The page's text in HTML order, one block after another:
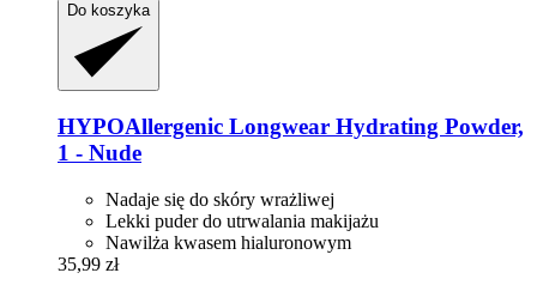
Do koszyka
HYPOAllergenic Longwear Hydrating Powder,
1 -​ Nude
Nadaje się do skóry wrażliwej
Lekki puder do utrwalania makijażu
Nawilża kwasem hialuronowym
35,99 zł